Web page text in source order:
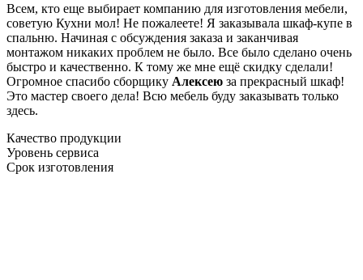
Всем, кто еще выбирает компанию для изготовления мебели,
советую Кухни мол! Не пожалеете! Я заказывала шкаф-купе в
спальню. Начиная с обсуждения заказа и заканчивая
монтажом никаких проблем не было. Все было сделано очень
быстро и качественно. К тому же мне ещё скидку сделали!
Огромное спасибо сборщику Алексею за прекрасный шкаф!
Это мастер своего дела! Всю мебель буду заказывать только
здесь.
Качество продукции
Уровень сервиса
Срок изготовления